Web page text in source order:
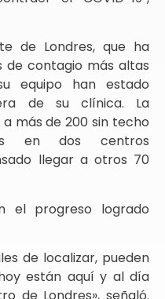
de Londres, que ha
de contagio más altas
equipo han estado
de su clínica. La
más de 200 sin techo
en dos centros
llegar a otros 70
el progreso logrado
de localizar, pueden
están aquí y al día